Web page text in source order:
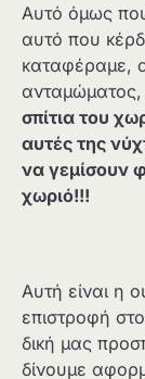
Αυτό όμως
αυτό που
καταφέραμε,
ανταμώματος,
σπίτια του
αυτές της
να γεμίσουν
χωριό!!!
Αυτή είναι η
επιστροφή
δική μας
δίνουμε